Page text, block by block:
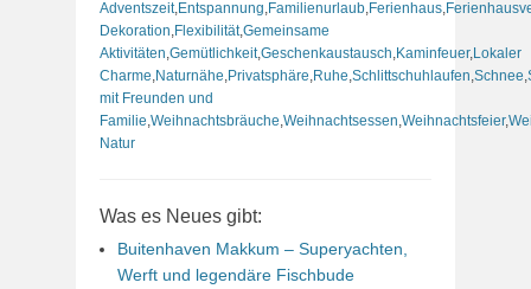
Adventszeit, Entspannung Familienurlaub Ferienhaus
Dekoration Flexibilität,Gemeinsame
Aktivitäten Gemütlichkeit,Geschenkaustausch Kaminfeuer, Lokaler
Charme Naturnähe Privatsphäre Ruhe Schlittschuhlaufen Schnee
mit Freunden und
Familie Weihnachtsbräuche Weihnachtsessen Weihnachtsfeier,
Natur
Was es Neues gibt:
Buitenhaven Makkum – Superyachten,
Werft und legendäre Fischbude